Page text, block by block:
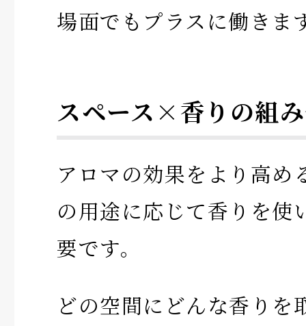
場面でもプラスに働きま
スペース×香りの組
アロマの効果をより高め
の用途に応じて香りを使
要です。
どの空間にどんな香りを